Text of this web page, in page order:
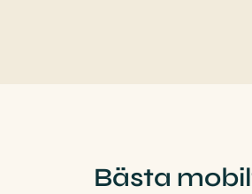
Bästa